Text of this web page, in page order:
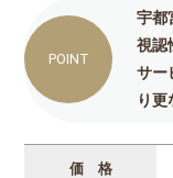
宇都
視認
サー
り更
価 格